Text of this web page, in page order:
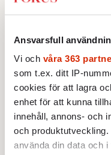
Ansvarsfull
Vi och våra 363
som t.ex. ditt IP-
cookies för att lagra
enhet för att kunna
innehåll, annons- och
och
använda din data och
Deep Purple tilldelas
Purple in Rock 1971.